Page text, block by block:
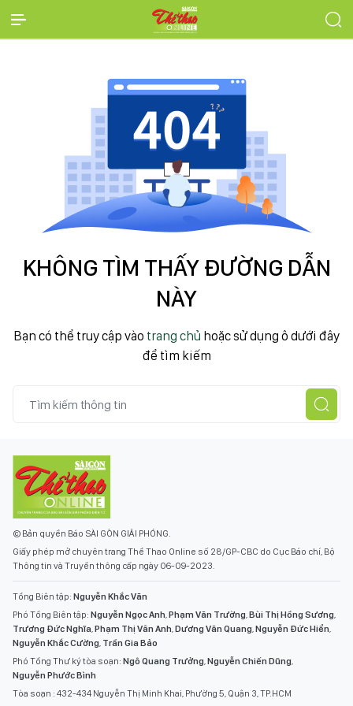
KHÔNG TÌM THẤY ĐƯỜNG DẪN
NÀY
Bạn có thể truy cập vào trang chủ hoặc sử dụng ô dưới đây
để tìm kiếm
© Bản quyền Báo SÀI GÒN GIẢI PHÓNG.
Giấy phép mở chuyên trang Thể Thao Online số 28/GP-CBC do Cục Báo chí, Bộ
Thông tin và Truyền thông cấp ngày 06-09-2023.
Tổng Biên tập: Nguyễn Khắc Văn
Phó Tổng Biên tập: Nguyễn Ngọc Anh,Phạm Văn Trường,Bùi Thị Hồng Sương,
Trương Đức Nghĩa,Phạm Thị Vân Anh,Dương Văn Quang,Nguyễn Đức Hiển,
Nguyễn Khắc Cường, Trần Gia Bảo
Phó Tổng Thư ký tòa soạn: Ngô Quang Trưởng,Nguyễn Chiến Dũng,
Nguyễn Phước Bình
Tòa soạn : 432-434 Nguyễn Thị Minh Khai, Phường 5, Quận 3, TP.HCM